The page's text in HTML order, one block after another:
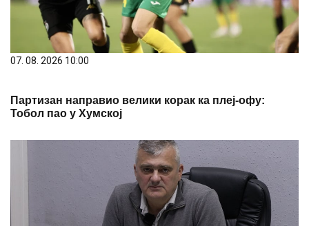
07. 08. 2026 10:00
Партизан направио велики корак ка плеј-офу:
Тобол пао у Хумској